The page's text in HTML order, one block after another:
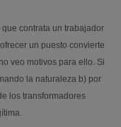
contrata un trabajador
un puesto convierte
veo motivos para ello. Si
la naturaleza b) por
los transformadores